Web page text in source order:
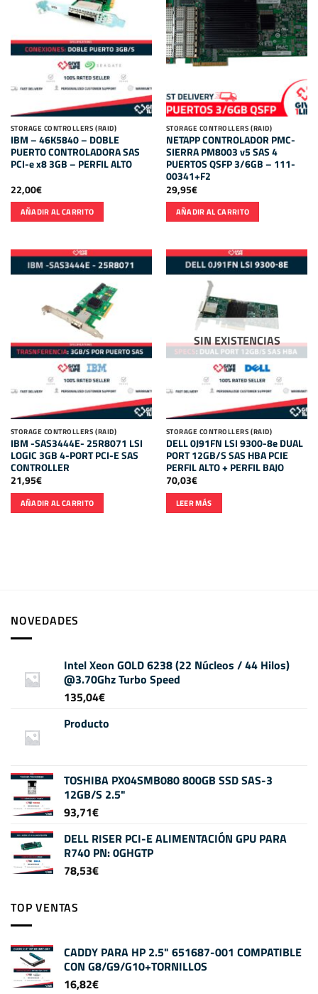
STORAGE CONTROLLERS (RAID)
IBM – 46K5840 – DOBLE
PUERTO CONTROLADORA SAS
PCI-e x8 3GB – PERFIL ALTO
22,00€
AÑADIR AL CARRITO
STORAGE CONTROLLERS (RAID)
NETAPP CONTROLADOR PMC-
SIERRA PM8003 v5 SAS 4
PUERTOS QSFP 3/6GB – 111-
00341+F2
29,95€
AÑADIR AL CARRITO
STORAGE CONTROLLERS (RAID)
IBM -SAS3444E- 25R8071 LSI
LOGIC 3GB 4-PORT PCI-E SAS
CONTROLLER
21,95€
AÑADIR AL CARRITO
SIN EXISTENCIAS
STORAGE CONTROLLERS (RAID)
DELL 0J91FN LSI 9300-8e DUAL
PORT 12GB/S SAS HBA PCIE
PERFIL ALTO + PERFIL BAJO
70,03€
LEER MÁS
NOVEDADES
Intel Xeon GOLD 6238 (22 Núcleos / 44 Hilos)
@3.70Ghz Turbo Speed
135,04€
Producto
TOSHIBA PX04SMB080 800GB SSD SAS-3
12GB/S 2.5"
93,71€
DELL RISER PCI-E ALIMENTACIÓN GPU PARA
R740 PN: 0GHGTP
78,53€
TOP VENTAS
CADDY PARA HP 2.5" 651687-001 COMPATIBLE
CON G8/G9/G10+TORNILLOS
16,82€